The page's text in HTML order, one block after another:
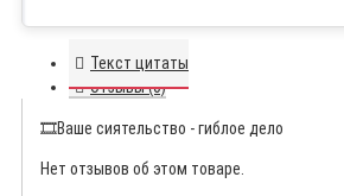
Текст цитаты
Отзывы (0)
🎞️Ваше сиятельство - гиблое дело
Нет отзывов об этом товаре.